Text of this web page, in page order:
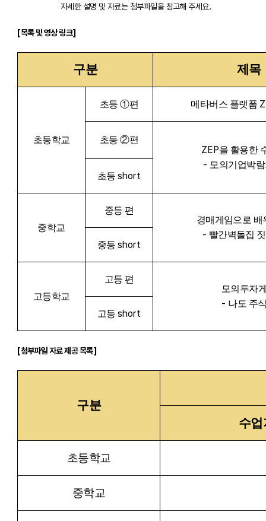
자세한 설명 및 자료는 첨부파일을 참고해 주세요.
[목록 및 영상 링크]
구분 제목
초등학교
초등①편 메타버스 플랫폼
초등②편
ZEP을 활용한
- 모의기업박
초등short
중학교
중등 편
경매게임으로 배
- 빨간벽돌집
중등short
고등학교
고등 편
모의투자
- 나도 주
고등short
[첨부파일 자료 제공 목록]
구분
수
초등학교
중학교